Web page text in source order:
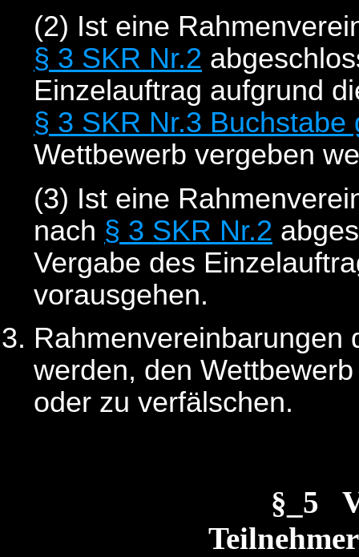
(2) Ist eine
§ 3 SKR Nr.2
Einzelauftrag aufgrund
§ 3 SKR Nr.3 Buchstabe
Wettbewerb vergeben
(3) Ist eine
nach § 3 SKR Nr.2
Vergabe des
vorausgehen.
Rahmenvereinbarungen
werden, den
oder zu verfälschen.
§_5